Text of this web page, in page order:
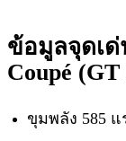
ข้อมูลจุดเด่
Coupé
ขุมพลัง 585 แ